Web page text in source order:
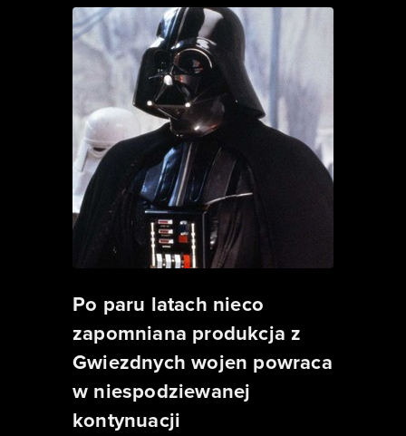
Po paru latach nieco
zapomniana produkcja z
Gwiezdnych wojen powraca
w niespodziewanej
kontynuacji